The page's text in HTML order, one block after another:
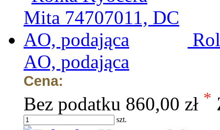
AO, podająca
Cena:
Bez podatku 860,00 zł *
szt.